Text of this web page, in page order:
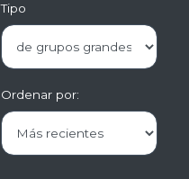
Tipo
Ordenar por: